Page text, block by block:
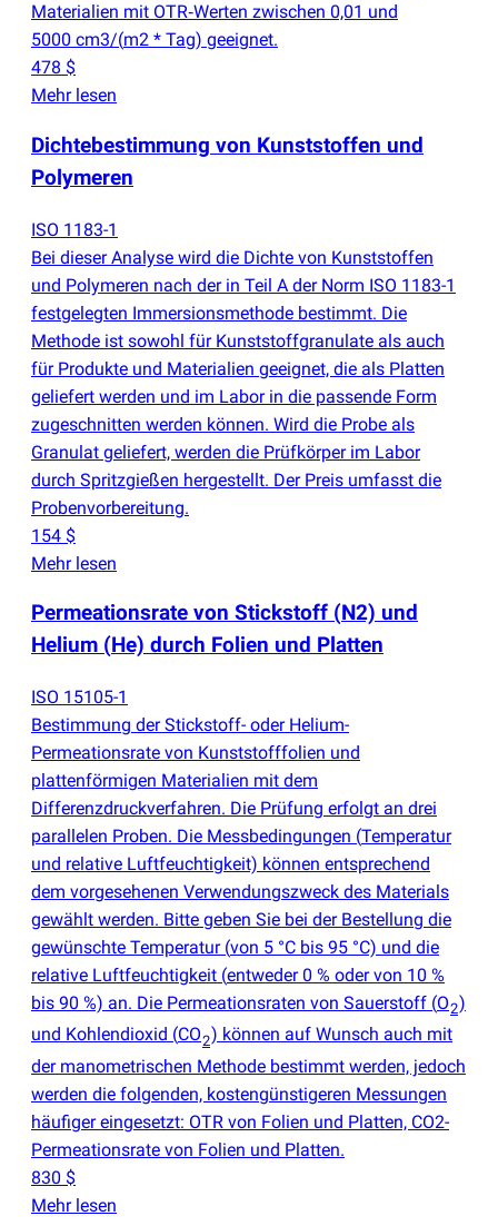
Materialien mit OTR‑Werten zwischen 0,01 und
5000 cm3/(m2 * Tag) geeignet.
478 $
Mehr lesen
Dichtebestimmung von Kunststoffen und
Polymeren
ISO 1183-1
Bei dieser Analyse wird die Dichte von Kunststoffen
und Polymeren nach der in Teil A der Norm ISO 1183-1
festgelegten Immersionsmethode bestimmt. Die
Methode ist sowohl für Kunststoffgranulate als auch
für Produkte und Materialien geeignet, die als Platten
geliefert werden und im Labor in die passende Form
zugeschnitten werden können. Wird die Probe als
Granulat geliefert, werden die Prüfkörper im Labor
durch Spritzgießen hergestellt. Der Preis umfasst die
Probenvorbereitung.
154 $
Mehr lesen
Permeationsrate von Stickstoff (N2) und
Helium (He) durch Folien und Platten
ISO 15105-1
Bestimmung der Stickstoff- oder Helium-
Permeationsrate von Kunststofffolien und
plattenförmigen Materialien mit dem
Differenzdruckverfahren. Die Prüfung erfolgt an drei
parallelen Proben. Die Messbedingungen (Temperatur
und relative Luftfeuchtigkeit) können entsprechend
dem vorgesehenen Verwendungszweck des Materials
gewählt werden. Bitte geben Sie bei der Bestellung die
gewünschte Temperatur (von 5 °C bis 95 °C) und die
relative Luftfeuchtigkeit (entweder 0 % oder von 10 %
bis 90 %) an. Die Permeationsraten von Sauerstoff (O2)
und Kohlendioxid (CO2) können auf Wunsch auch mit
der manometrischen Methode bestimmt werden, jedoch
werden die folgenden, kostengünstigeren Messungen
häufiger eingesetzt: OTR von Folien und Platten, CO2-
Permeationsrate von Folien und Platten.
830 $
Mehr lesen